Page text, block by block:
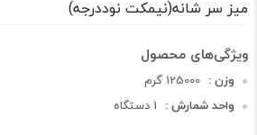
میز سر شانه(نیمکت نوددرجه)
وزن : 125000 گرم
واحد شمارش : 1 دستگاه